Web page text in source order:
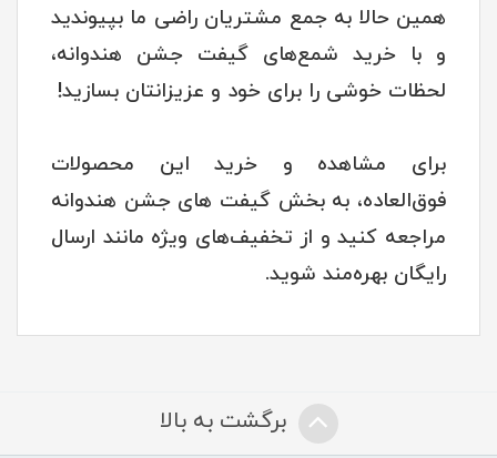
همین حالا به جمع مشتریان راضی ما بپیوندید
و با خرید شمع‌های گیفت جشن هندوانه،
لحظات خوشی را برای خود و عزیزانتان بسازید!
برای مشاهده و خرید این محصولات
فوق‌العاده، به بخش گیفت های جشن هندوانه
مراجعه کنید و از تخفیف‌های ویژه مانند ارسال
رایگان بهره‌مند شوید.
برگشت به بالا